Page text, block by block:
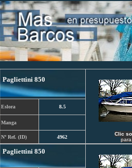
Pagliettini 850
Clic
para
Eslora 8.5
Manga
Nº Ref. (ID) 4962
Pagliettini 850